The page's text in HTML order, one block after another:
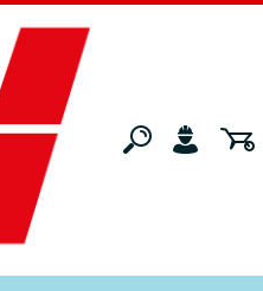
Großmaschinen